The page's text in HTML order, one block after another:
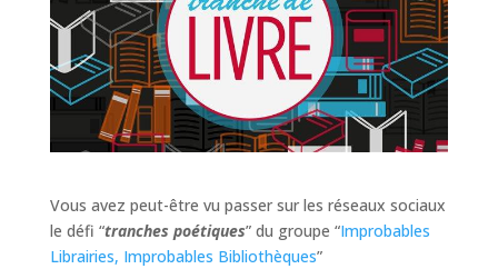
Vous avez peut-être vu passer sur les réseaux sociaux
le défi “tranches poétiques” du groupe “Improbables
Librairies, Improbables Bibliothèques”